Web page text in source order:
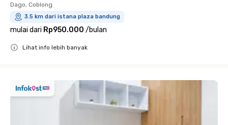
Dago, Coblong
3.5 km dari istana plaza bandung
mulai dari Rp950.000 /bulan
Lihat info lebih banyak